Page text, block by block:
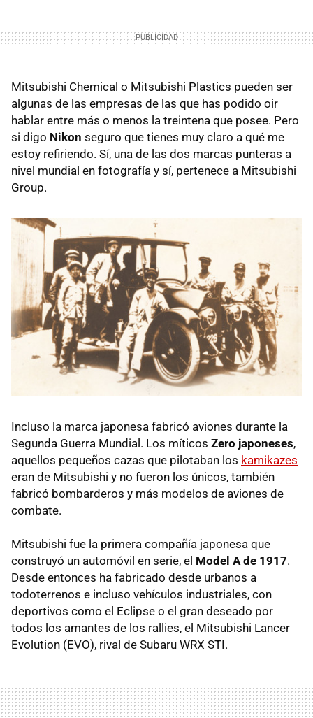
Mitsubishi Chemical o Mitsubishi Plastics pueden ser
algunas de las empresas de las que has podido oir
hablar entre más o menos la treintena que posee. Pero
si digo Nikon seguro que tienes muy claro a qué me
estoy refiriendo. Sí, una de las dos marcas punteras a
nivel mundial en fotografía y sí, pertenece a Mitsubishi
Group.
Incluso la marca japonesa fabricó aviones durante la
Segunda Guerra Mundial. Los míticos Zero japoneses,
aquellos pequeños cazas que pilotaban los kamikazes
eran de Mitsubishi y no fueron los únicos, también
fabricó bombarderos y más modelos de aviones de
combate.
Mitsubishi fue la primera compañía japonesa que
construyó un automóvil en serie, el Model A de 1917.
Desde entonces ha fabricado desde urbanos a
todoterrenos e incluso vehículos industriales, con
deportivos como el Eclipse o el gran deseado por
todos los amantes de los rallies, el Mitsubishi Lancer
Evolution (EVO), rival de Subaru WRX STI.